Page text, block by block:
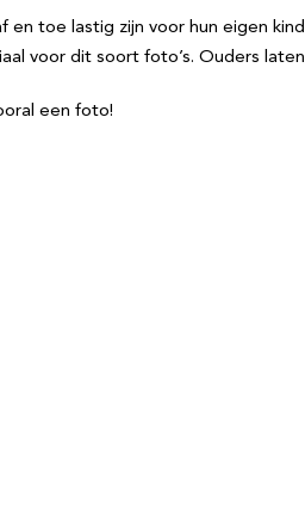
toe lastig zijn voor hun eigen
voor dit soort foto’s. Ouders
een foto!